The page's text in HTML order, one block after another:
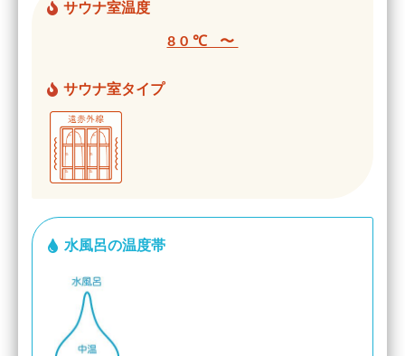
サウナ室温度
80℃ 〜
サウナ室タイプ
水風呂の温度帯